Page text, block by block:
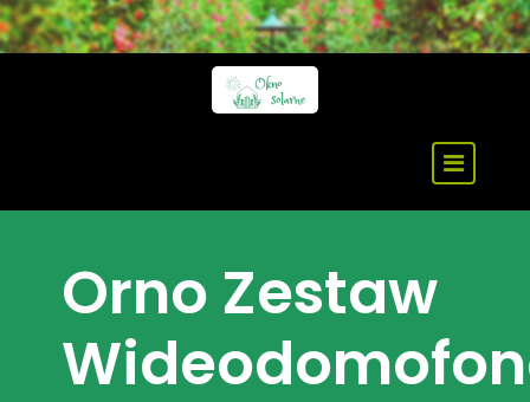
Skip
to
Orno Zestaw